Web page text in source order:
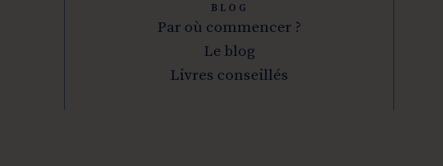
BLOG
Par où commencer ?
Le blog
Livres conseillés